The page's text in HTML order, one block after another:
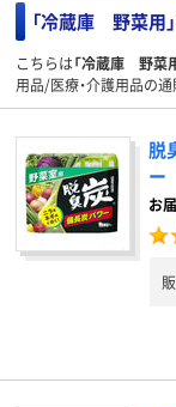
「冷蔵庫 野菜用
こちらは「冷蔵庫 野菜
用品/医療・介護用品の通
脱
ー
お